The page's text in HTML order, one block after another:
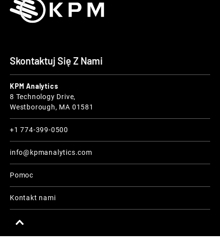
Skontaktuj Się Z Nami
KPM Analytics
8 Technology Drive,
Westborough, MA 01581
+1 774-399-0500
info@kpmanalytics.com
Pomoc
Kontakt nami